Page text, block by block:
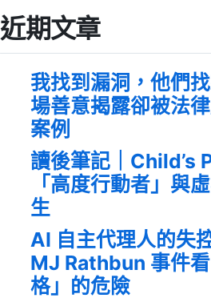
近期文章
我找到漏洞，他們
場善意揭露卻被法
案例
讀後筆記｜Child’s
「高度行動者」與
生
AI 自主代理人的失
MJ Rathbun 事件
格」的危險